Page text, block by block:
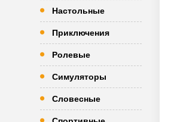
Настольные
Приключения
Ролевые
Симуляторы
Словесные